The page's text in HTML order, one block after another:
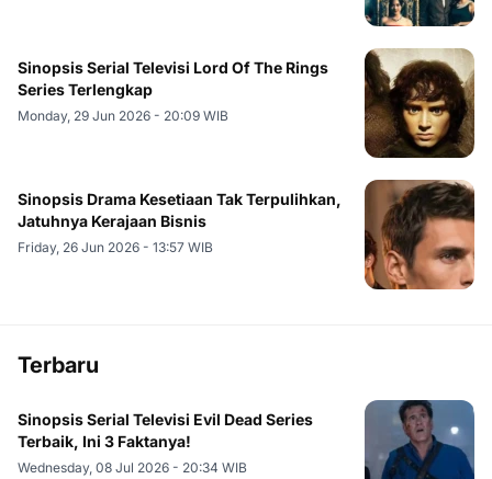
Sinopsis Serial Televisi Lord Of The Rings
Series Terlengkap
Monday, 29 Jun 2026 - 20:09 WIB
Sinopsis Drama Kesetiaan Tak Terpulihkan,
Jatuhnya Kerajaan Bisnis
Friday, 26 Jun 2026 - 13:57 WIB
Terbaru
Sinopsis Serial Televisi Evil Dead Series
Terbaik, Ini 3 Faktanya!
Wednesday, 08 Jul 2026 - 20:34 WIB